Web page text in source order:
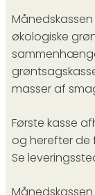
økologiske
masser af
Første kasse
og herefter de
Se